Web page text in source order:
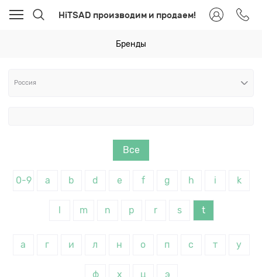
HiTSAD производим и продаем!
Бренды
Все
0-9 a b d e f g h i k
m n p r s t
а г и л н о п с т у
ф х ц э